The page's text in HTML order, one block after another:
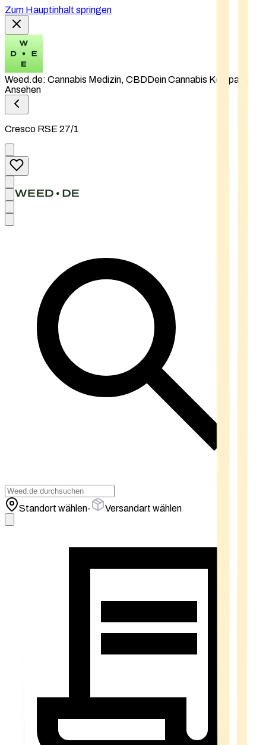
Zum Hauptinhalt springen
Weed.de: Cannabis Medizin, CBDDein Cannabis Kompass
Ansehen
Cresco RSE 27/1
Standort wählen- Versandart wählen